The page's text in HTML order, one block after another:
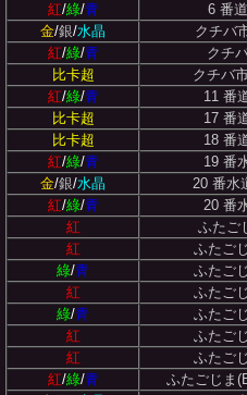
紅/綠/青
6 番
金/銀/水晶
クチバ
紅/綠/青
クチ
比卡超
クチバ
紅/綠/青
11 番
比卡超
17 番
比卡超
18 番
紅/綠/青
19 番
金/銀/水晶
20 番水
紅/綠/青
20 番
紅
ふたご
紅
ふたご
綠/青
ふたご
紅
ふたご
綠/青
ふたご
紅
ふたご
紅
ふたご
紅/綠/青
ふたごじま